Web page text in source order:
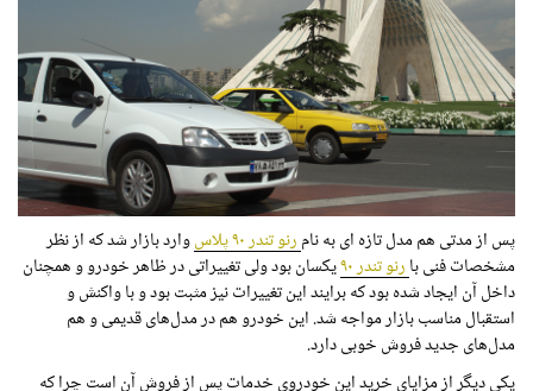
پس از مدتی هم مدل تازه ای به نامرنو تندر ۹۰ پلاس
وارد بازار شد که از نظر
مشخصات فنی بارنو تندر ۹۰
یکسان بود ولی تغییراتی در ظاهر خودرو و همچنان
داخل آن ایجاد شده بود که برایند این تغییرات نیز مثبت بود و با واکنش و
استقبال مناسب بازار مواجه شد. این خودرو هم در مدل‌های قدیمی و هم
مدل‌های جدید فروش خوبی دارد.
یکی دیگر از مزایای خرید این خودروی خدمات پس از فروش آن است چرا که